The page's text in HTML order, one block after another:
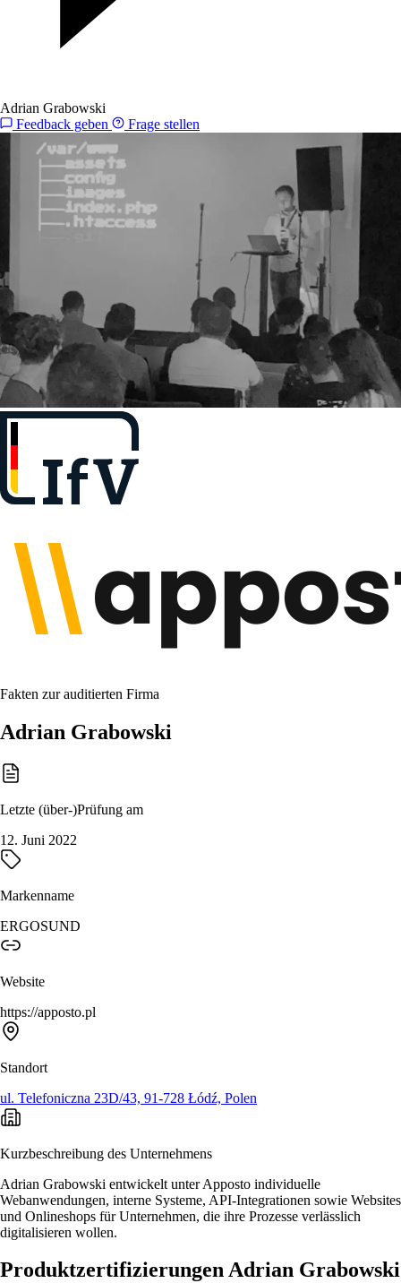
Adrian Grabowski
Feedback geben
Frage stellen
Fakten zur auditierten Firma
Adrian Grabowski
Letzte (über-)Prüfung am
12. Juni 2022
Markenname
ERGOSUND
Website
https://apposto.pl
Standort
ul. Telefoniczna 23D/43, 91-728 Łódź, Polen
Kurzbeschreibung des Unternehmens
Adrian Grabowski entwickelt unter Apposto individuelle
Webanwendungen, interne Systeme, API-Integrationen sowie Websites
und Onlineshops für Unternehmen, die ihre Prozesse verlässlich
digitalisieren wollen.
Produktzertifizierungen Adrian Grabowski